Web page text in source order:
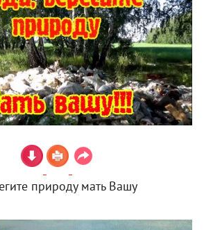
природу мать Вашу